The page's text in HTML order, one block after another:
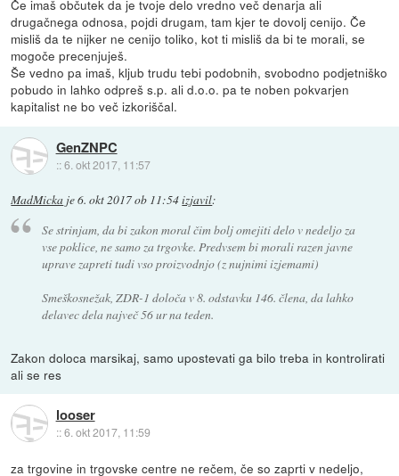
Če imaš občutek da je tvoje delo vredno več denarja ali
drugačnega odnosa, pojdi drugam, tam kjer te dovolj cenijo. Če
misliš da te nijker ne cenijo toliko, kot ti misliš da bi te morali, se
mogoče precenjuješ.
Še vedno pa imaš, kljub trudu tebi podobnih, svobodno podjetniško
pobudo in lahko odpreš s.p. ali d.o.o. pa te noben pokvarjen
kapitalist ne bo več izkoriščal.
GenZNPC
::6. okt 2017, 11:57
MadMicka je6. okt 2017 ob 11:54izjavil:
Se strinjam, da bi zakon moral čim bolj omejiti delo v nedeljo za
vse poklice, ne samo za trgovke. Predvsem bi morali razen javne
uprave zapreti tudi vso proizvodnjo (z nujnimi izjemami)
Smeškosnežak, ZDR-1 določa v 8. odstavku 146. člena, da lahko
delavec dela največ 56 ur na teden.
Zakon doloca marsikaj, samo upostevati ga bilo treba in kontrolirati
ali se res
looser
::6. okt 2017, 11:59
za trgovine in trgovske centre ne rečem, če so zaprti v nedeljo,